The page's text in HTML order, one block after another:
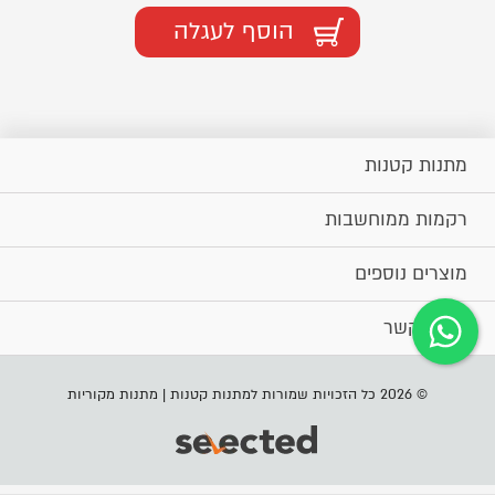
הוסף לעגלה
מתנות קטנות
רקמות ממוחשבות
מוצרים נוספים
יצירת קשר
© 2026 כל הזכויות שמורות למתנות קטנות | מתנות מקוריות